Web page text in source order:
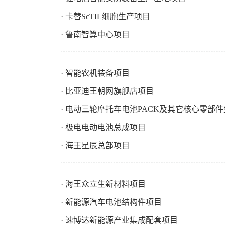
· 卡替ScTIL细胞生产项目
· 鲁南智算中心项目
· 智能农机装备项目
· 比亚迪王朝网旗舰店项目
· 电动三轮摩托车电池PACK及其它核心零部件
· 极电电动电池总成项目
· 海王星辰总部项目
· 海王众立生新材料项目
· 新能源汽车电池结构件项目
· 速博达新能源产业集成配套项目